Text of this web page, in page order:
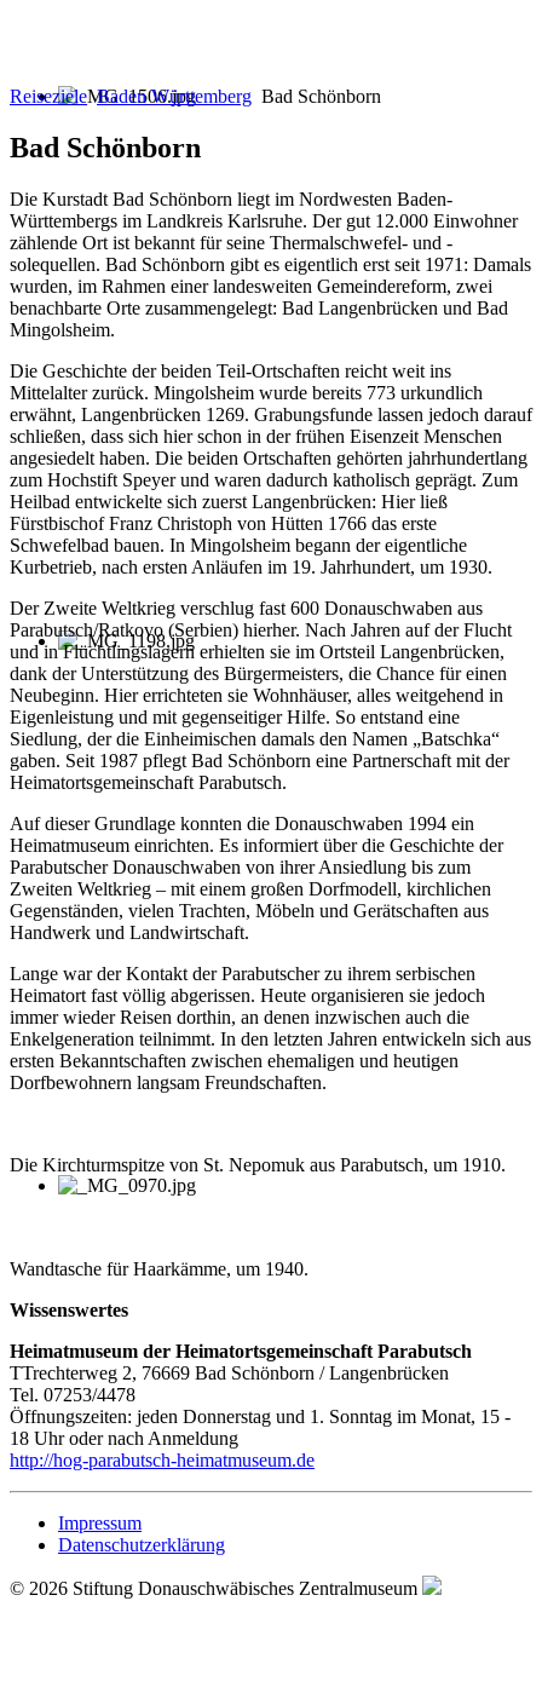
Reiseziele Baden Württemberg Bad Schönborn
Bad Schönborn
Die Kurstadt Bad Schönborn liegt im Nordwesten Baden-
Württembergs im Landkreis Karlsruhe. Der gut 12.000 Einwohner
zählende Ort ist bekannt für seine Thermalschwefel- und -
solequellen. Bad Schönborn gibt es eigentlich erst seit 1971: Damals
wurden, im Rahmen einer landesweiten Gemeindereform, zwei
benachbarte Orte zusammengelegt: Bad Langenbrücken und Bad
Mingolsheim.
Die Geschichte der beiden Teil-Ortschaften reicht weit ins
Mittelalter zurück. Mingolsheim wurde bereits 773 urkundlich
erwähnt, Langenbrücken 1269. Grabungsfunde lassen jedoch darauf
schließen, dass sich hier schon in der frühen Eisenzeit Menschen
angesiedelt haben. Die beiden Ortschaften gehörten jahrhundertlang
zum Hochstift Speyer und waren dadurch katholisch geprägt. Zum
Heilbad entwickelte sich zuerst Langenbrücken: Hier ließ
Fürstbischof Franz Christoph von Hütten 1766 das erste
Schwefelbad bauen. In Mingolsheim begann der eigentliche
Kurbetrieb, nach ersten Anläufen im 19. Jahrhundert, um 1930.
Der Zweite Weltkrieg verschlug fast 600 Donauschwaben aus
Parabutsch/Ratkovo (Serbien) hierher. Nach Jahren auf der Flucht
und in Flüchtlingslagern erhielten sie im Ortsteil Langenbrücken,
dank der Unterstützung des Bürgermeisters, die Chance für einen
Neubeginn. Hier errichteten sie Wohnhäuser, alles weitgehend in
Eigenleistung und mit gegenseitiger Hilfe. So entstand eine
Siedlung, der die Einheimischen damals den Namen „Batschka“
gaben. Seit 1987 pflegt Bad Schönborn eine Partnerschaft mit der
Heimatortsgemeinschaft Parabutsch.
Auf dieser Grundlage konnten die Donauschwaben 1994 ein
Heimatmuseum einrichten. Es informiert über die Geschichte der
Parabutscher Donauschwaben von ihrer Ansiedlung bis zum
Zweiten Weltkrieg – mit einem großen Dorfmodell, kirchlichen
Gegenständen, vielen Trachten, Möbeln und Gerätschaften aus
Handwerk und Landwirtschaft.
Lange war der Kontakt der Parabutscher zu ihrem serbischen
Heimatort fast völlig abgerissen. Heute organisieren sie jedoch
immer wieder Reisen dorthin, an denen inzwischen auch die
Enkelgeneration teilnimmt. In den letzten Jahren entwickeln sich aus
ersten Bekanntschaften zwischen ehemaligen und heutigen
Dorfbewohnern langsam Freundschaften.
Die Kirchturmspitze von St. Nepomuk aus Parabutsch, um 1910.
Wandtasche für Haarkämme, um 1940.
Wissenswertes
Heimatmuseum der Heimatortsgemeinschaft Parabutsch
TTrechterweg 2, 76669 Bad Schönborn / Langenbrücken
Tel. 07253/4478
Öffnungszeiten: jeden Donnerstag und 1. Sonntag im Monat, 15 -
18 Uhr oder nach Anmeldung
http://hog-parabutsch-heimatmuseum.de
Impressum
Datenschutzerklärung
© 2026 Stiftung Donauschwäbisches Zentralmuseum